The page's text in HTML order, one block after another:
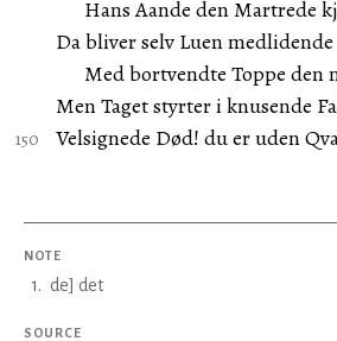
Hans Aande den Martrede
Da bliver selv Luen
Med bortvendte Toppe den
Men Taget styrter i knusende
Velsignede Død! du er uden
NOTE
1. de] det
SOURCE